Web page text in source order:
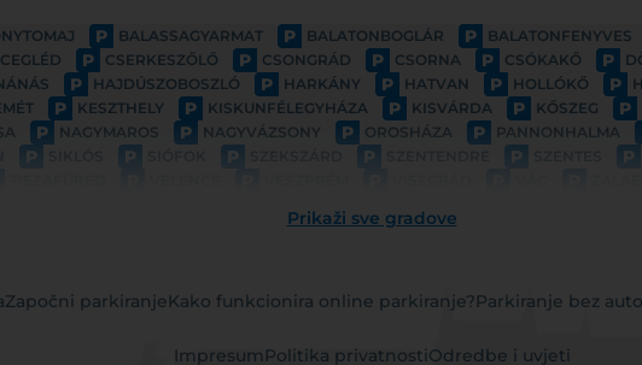
P BALASSAGYARMAT P BALATONBOGLÁR P BALATONFENYVES
CEGLÉD P CSERKESZŐLŐ P CSONGRÁD P CSORNA P CSÓKAKŐ P
P HAJDÚSZOBOSZLÓ P HARKÁNY P HATVAN P HOLLÓKŐ P
P KESZTHELY P KISKUNFÉLEGYHÁZA P KISVÁRDA P KŐSZEG
P
P NAGYMAROS P NAGYVÁZSONY P OROSHÁZA P PANNONHALMA
P P P P P
P
Prikaži sve gradove
Započni parkiranjeKako funkcionira online parkiranje?Parkiranje bez
Impresum Politika privatnostiOdredbe i uvjeti